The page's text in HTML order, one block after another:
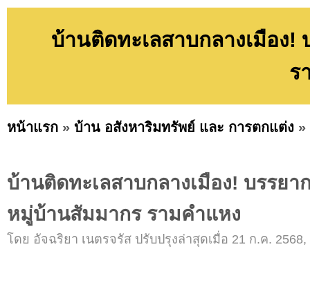
บ้านติดทะเลสาบกลางเมือง
ร
หน้าแรก » บ้าน อสังหาริมทรัพย์ และ การตกแต่ง »
บ้านติดทะเลสาบกลางเมือง! บรรยา
หมู่บ้านสัมมากร รามคำแหง
โดย อัจฉริยา เนตรจรัส ปรับปรุงล่าสุดเมื่อ 21 ก.ค. 2568,